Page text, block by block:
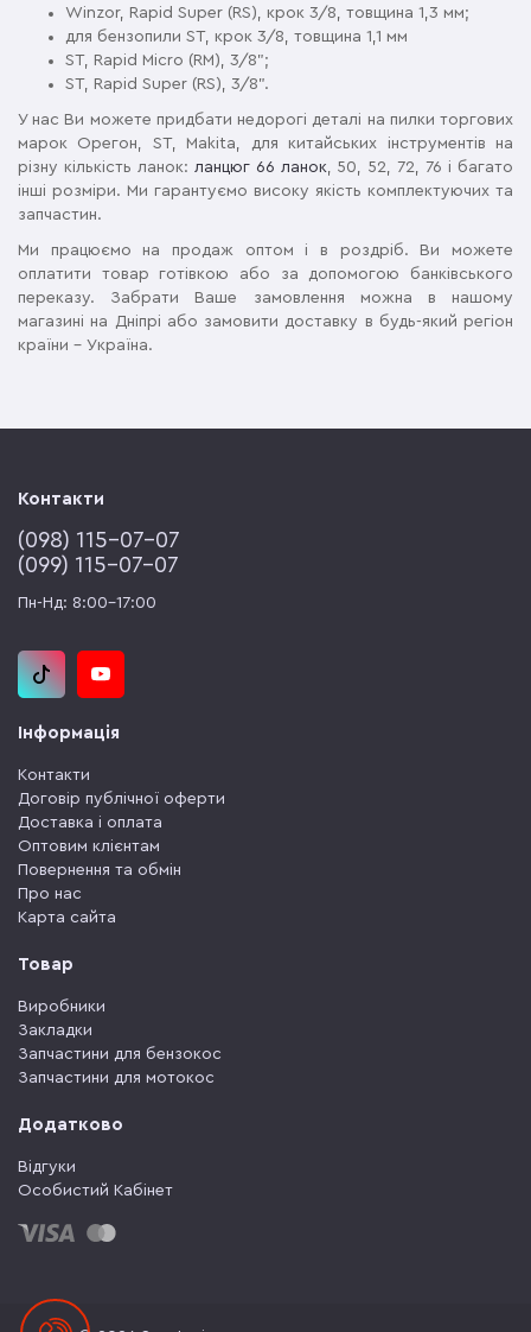
Winzor, Rapid Super (RS), крок 3/8, товщина 1,3 мм;
для бензопили ST, крок 3/8, товщина 1,1 мм
ST, Rapid Micro (RM), 3/8";
ST, Rapid Super (RS), 3/8".
У нас Ви можете придбати недорогі деталі на пилки торгових
марок Орегон, ST, Makita, для китайських інструментів на
різну кількість ланок: ланцюг 66 ланок, 50, 52, 72, 76 і багато
інші розміри. Ми гарантуємо високу якість комплектуючих та
запчастин.
Ми працюємо на продаж оптом і в роздріб. Ви можете
оплатити товар готівкою або за допомогою банківського
переказу. Забрати Ваше замовлення можна в нашому
магазині на Дніпрі або замовити доставку в будь-який регіон
країни – Україна.
Контакти
(‎098) 115-07-07
(‎099) 115-07-07
Пн-Нд: 8:00-17:00
Інформація
Контакти
Договір публічної оферти
Доставка і оплата
Оптовим клієнтам
Повернення та обмін
Про нас
Карта сайта
Товар
Виробники
Закладки
Запчастини для бензокос
Запчастини для мотокос
Додатково
Відгуки
Особистий Кабінет